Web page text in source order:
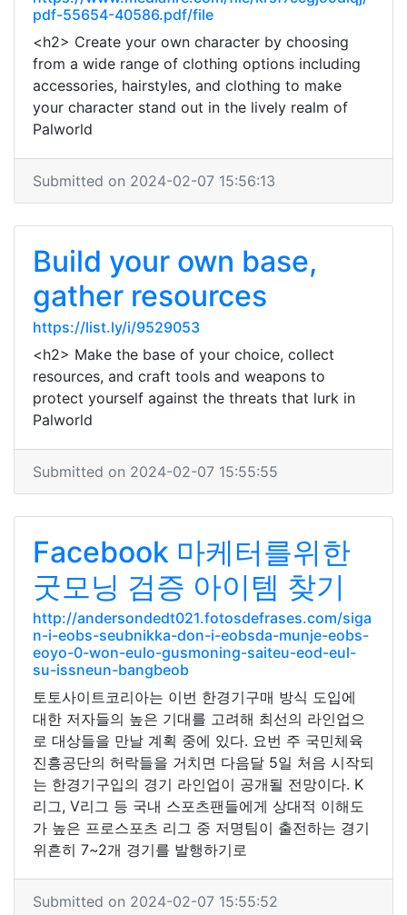
pdf-55654-40586.pdf/file
<h2> Create your own character by choosing
from a wide range of clothing options including
accessories, hairstyles, and clothing to make
your character stand out in the lively realm of
Palworld
Submitted on 2024-02-07 15:56:13
Build your own base,
gather resources
https://list.ly/i/9529053
<h2> Make the base of your choice, collect
resources, and craft tools and weapons to
protect yourself against the threats that lurk in
Palworld
Submitted on 2024-02-07 15:55:55
Facebook 마케터를위한
굿모닝 검증 아이템 찾기
http://andersondedt021.fotosdefrases.com/siga
n-i-eobs-seubnikka-don-i-eobsda-munje-eobs-
eoyo-0-won-eulo-gusmoning-saiteu-eod-eul-
su-issneun-bangbeob
토토사이트코리아는 이번 한경기구매 방식 도입에
대한 저자들의 높은 기대를 고려해 최선의 라인업으
로 대상들을 만날 계획 중에 있다. 요번 주 국민체육
진흥공단의 허락들을 거치면 다음달 5일 처음 시작되
는 한경기구입의 경기 라인업이 공개될 전망이다. K
리그, V리그 등 국내 스포츠팬들에게 상대적 이해도
가 높은 프로스포츠 리그 중 저명팀이 출전하는 경기
위흔히 7~2개 경기를 발행하기로
Submitted on 2024-02-07 15:55:52